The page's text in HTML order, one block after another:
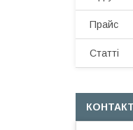
Прайс
Статті